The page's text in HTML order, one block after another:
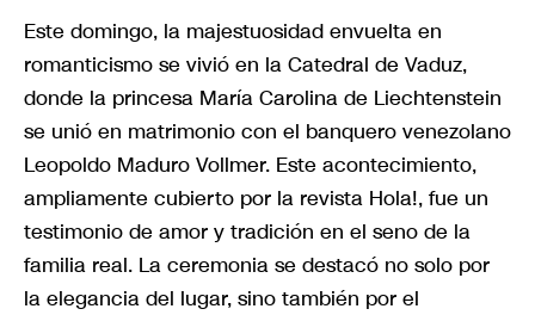
Este domingo, la majestuosidad envuelta en
romanticismo se vivió en la Catedral de Vaduz,
donde la princesa María Carolina de Liechtenstein
se unió en matrimonio con el banquero venezolano
Leopoldo Maduro Vollmer. Este acontecimiento,
ampliamente cubierto por la revista Hola!, fue un
testimonio de amor y tradición en el seno de la
familia real. La ceremonia se destacó no solo por
la elegancia del lugar, sino también por el